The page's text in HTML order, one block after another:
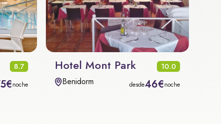
8.7
noche
Hotel Mont Park 10.0
Benidorm desde46€noche